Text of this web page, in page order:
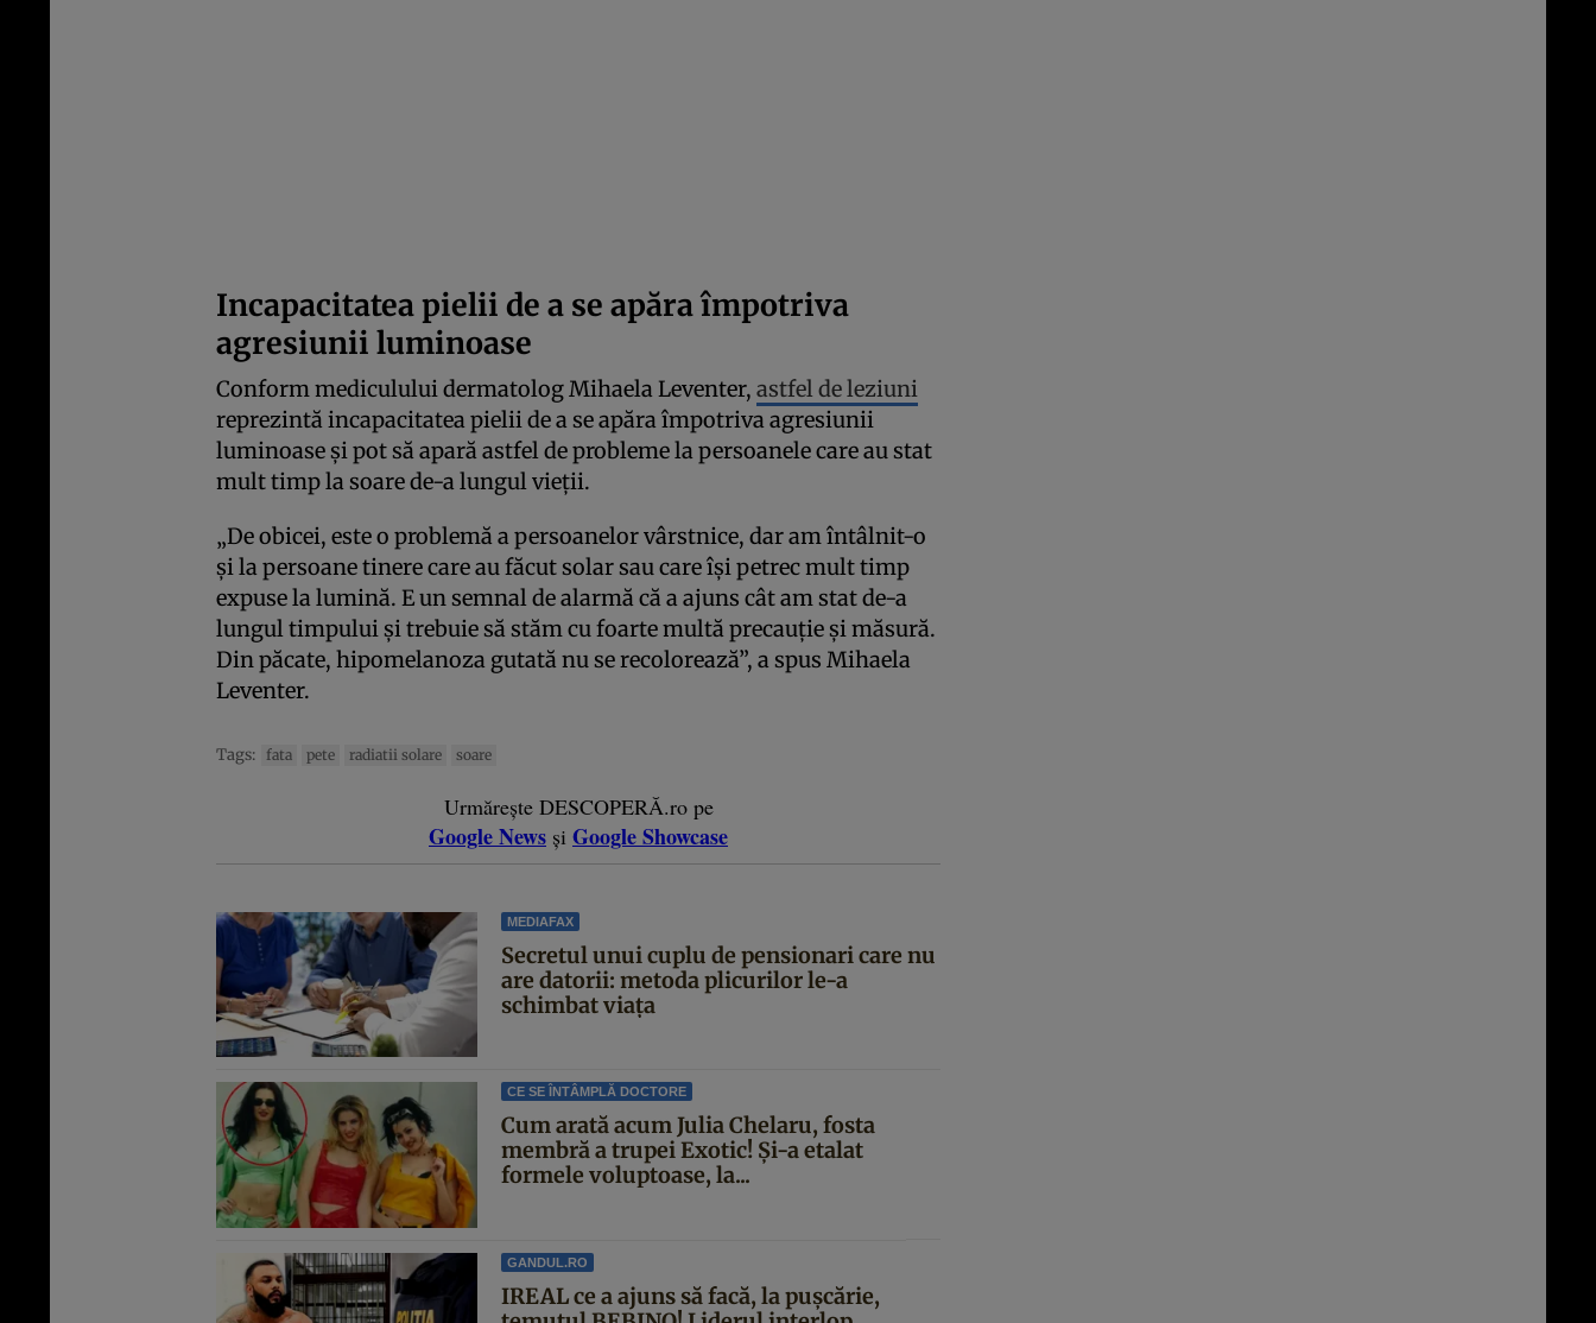
Incapacitatea pielii de a se apăra împotriva
agresiunii luminoase
Conform mediculului dermatolog Mihaela Leventer, astfel de leziuni
reprezintă incapacitatea pielii de a se apăra împotriva agresiunii
luminoase şi pot să apară astfel de probleme la persoanele care au stat
mult timp la soare de-a lungul vieţii.
„De obicei, este o problemă a persoanelor vârstnice, dar am întâlnit-o
şi la persoane tinere care au făcut solar sau care îşi petrec mult timp
expuse la lumină. E un semnal de alarmă că a ajuns cât am stat de-a
lungul timpului şi trebuie să stăm cu foarte multă precauţie şi măsură.
Din păcate, hipomelanoza gutată nu se recolorează”, a spus Mihaela
Leventer.
Tags: fata pete radiatii solare soare
Urmărește DESCOPERĂ.ro pe
Google News și Google Showcase
MEDIAFAX
Secretul unui cuplu de pensionari care nu
are datorii: metoda plicurilor le-a
schimbat viața
CE SE ÎNTÂMPLĂ DOCTORE
Cum arată acum Julia Chelaru, fosta
membră a trupei Exotic! Și-a etalat
formele voluptoase, la...
GANDUL.RO
IREAL ce a ajuns să facă, la pușcărie,